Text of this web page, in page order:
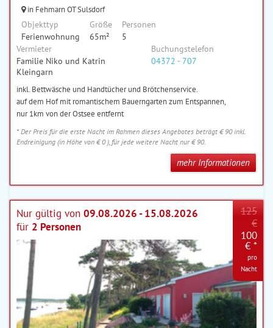
in Fehmarn OT Sulsdorf
Objekttyp
Ferienwohnung
Größe
65m²
Personen
5
Vermieter
Familie Niko und Katrin
Kleingarn
Buchungstelefon
04372 - 707
inkl. Bettwäsche und Handtücher und Brötchenservice.
auf dem Hof mit romantischem Bauerngarten zum Entspannen,
nur 1km von der Ostsee entfernt
* Der Preis für die erste Nacht im Rahmen dieses Angebotes beträgt € 90 inkl.
Endreinigung (in Höhe von € 0 ), für jede weitere Nacht nur € 90.
mehr Informationen
Nur gültig von 09.08.2026 - 15.08.2026
für 2 Personen
125
€
100
€ *
pro
Nacht